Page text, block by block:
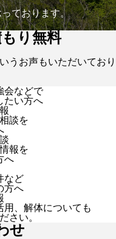
ております。
り無料
うお声もいただいており
会などで
たい方へ
談を
報を
へ
など
方へ
、解体についても
さい。
せ